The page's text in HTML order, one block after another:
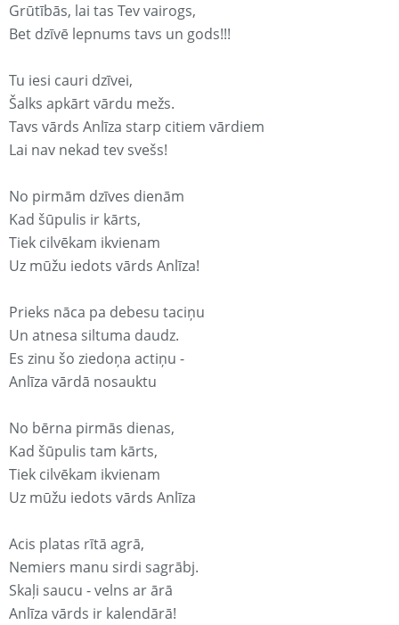
Grūtībās, lai tas Tev vairogs,
Bet dzīvē lepnums tavs un gods!!!
Tu iesi cauri dzīvei,
Šalks apkārt vārdu mežs.
Tavs vārds Anlīza starp citiem vārdiem
Lai nav nekad tev svešs!
No pirmām dzīves dienām
Kad šūpulis ir kārts,
Tiek cilvēkam ikvienam
Uz mūžu iedots vārds Anlīza!
Prieks nāca pa debesu taciņu
Un atnesa siltuma daudz.
Es zinu šo ziedoņa actiņu -
Anlīza vārdā nosauktu
No bērna pirmās dienas,
Kad šūpulis tam kārts,
Tiek cilvēkam ikvienam
Uz mūžu iedots vārds Anlīza
Acis platas rītā agrā,
Nemiers manu sirdi sagrābj.
Skaļi saucu - velns ar ārā
Anlīza vārds ir kalendārā!